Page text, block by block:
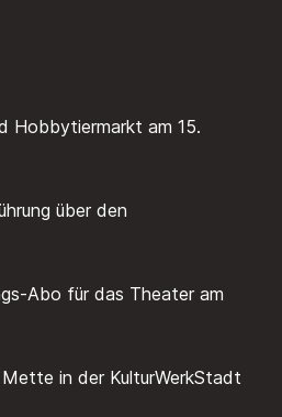
Hobbytiermarkt am 15.
über den
Abo für das Theater am
in der KulturWerkStadt